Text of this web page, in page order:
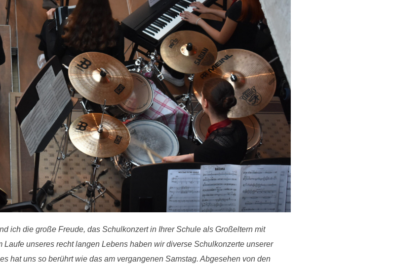
ich die große Freude, das Schulkonzert in Ihrer Schule als Großeltern mit
unseres recht langen Lebens haben wir diverse Schulkonzerte unserer
hat uns so berührt wie das am vergangenen Samstag. Abgesehen von den